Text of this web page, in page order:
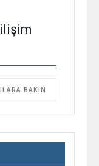
BAKIN